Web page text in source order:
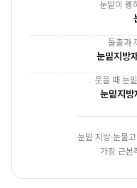
눈밑이 퀭
돌출과
눈밑지방
웃을 때 눈
눈밑지방
눈밑 지방·눈물
가장 근본